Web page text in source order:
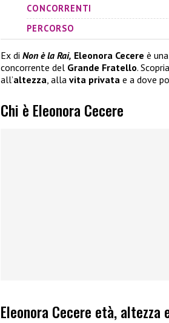
CONCORRENTI
PERCORSO
Ex di Non è la Rai, Eleonora Cecere è
concorrente del Grande Fratello.
all’altezza, alla vita privata e a dove
Chi è Eleonora Cecere
Eleonora Cecere età, altezza